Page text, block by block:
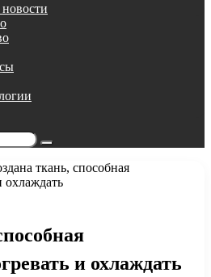
Поиск...
ткань, способная
охлаждать
и охлаждать